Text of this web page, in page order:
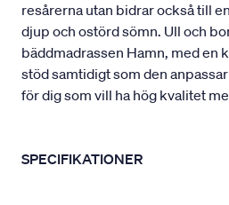
resårerna utan bidrar också till
djup och ostörd sömn. Ull och
bäddmadrassen Hamn, med en
stöd samtidigt som den
för dig som vill ha hög kvalitet
SPECIFIKATIONER